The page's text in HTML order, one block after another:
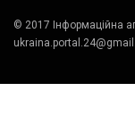
© 2017 Інформаційна